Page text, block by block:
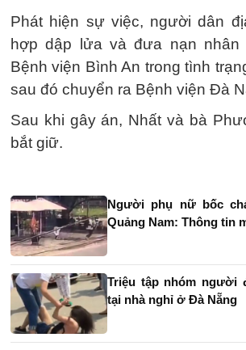
Phát hiện sự việc, người dân
hợp dập lửa và đưa nạn
Bệnh viện Bình An trong tình
sau đó chuyển ra Bệnh viện Đà
Sau khi gây án, Nhất và bà
bắt giữ.
Người phụ nữ bốc
Quảng Nam: Thông tin
Triệu tập nhóm người
tại nhà nghỉ ở Đà Nẵng